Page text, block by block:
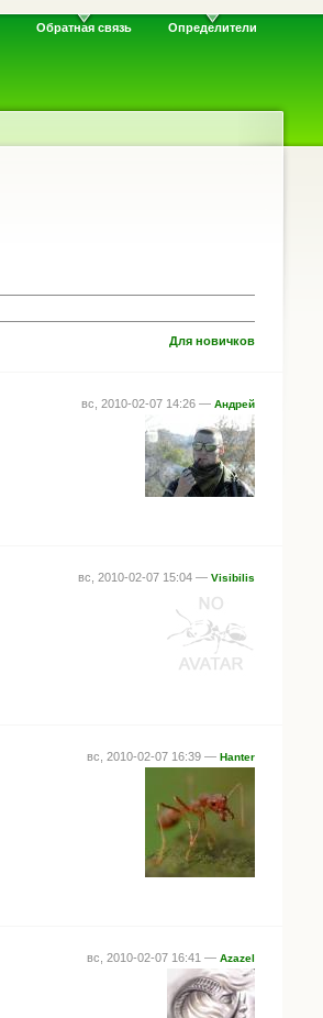
Обратная связь Определители
Для новичков
вс, 2010-02-07 14:26 — Андрей
вс, 2010-02-07 15:04 — Visibilis
вс, 2010-02-07 16:39 — Hanter
вс, 2010-02-07 16:41 — Azazel